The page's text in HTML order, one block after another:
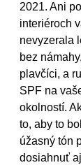
2021. Ani
interiéroch
nevyzerala
bez
plavčíci, a
SPF na
okolností.
to, aby to
úžasný tón
dosiahnuť